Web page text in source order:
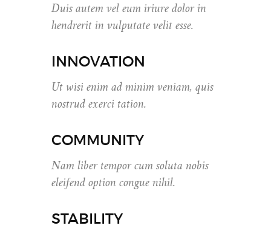
Duis autem vel eum iriure dolor in
hendrerit in vulputate velit esse.
INNOVATION
Ut wisi enim ad minim veniam, quis
nostrud exerci tation.
COMMUNITY
Nam liber tempor cum soluta nobis
eleifend option congue nihil.
STABILITY